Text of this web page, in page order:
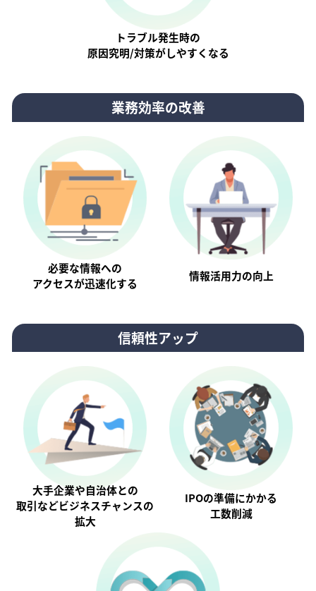
トラブル発生時の
原因究明/対策がしやすくなる
業務効率の改善
必要な情報への
アクセスが迅速化する
情報活⽤⼒の向上
信頼性アップ
大手企業や自治体との
取引などビジネスチャンスの
拡大
IPOの準備にかかる
工数削減